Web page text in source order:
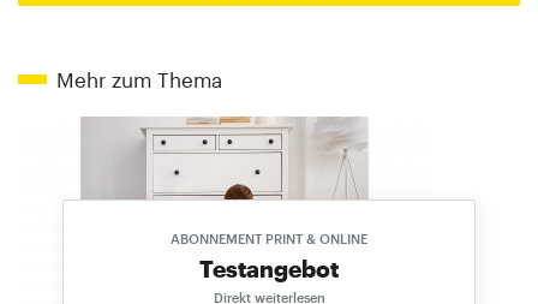
ABONNEMENT PRINT & ONLINE
Testangebot
Direkt weiterlesen
Mehr zum Thema